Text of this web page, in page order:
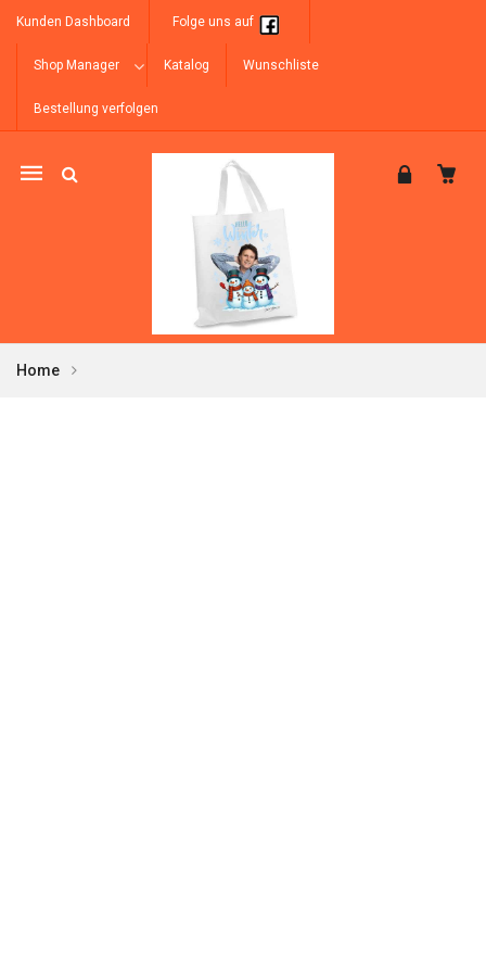
Kunden Dashboard Folge uns auf
Shop Manager Katalog Wunschliste
Bestellung verfolgen
Mobile
Home